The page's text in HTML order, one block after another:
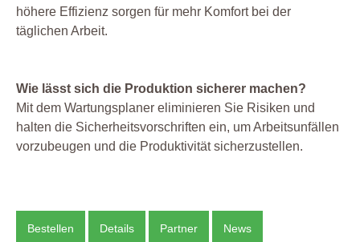
höhere Effizienz sorgen für mehr Komfort bei der
täglichen Arbeit.
Wie lässt sich die Produktion sicherer machen?
Mit dem Wartungsplaner eliminieren Sie Risiken und
halten die Sicherheitsvorschriften ein, um Arbeitsunfällen
vorzubeugen und die Produktivität sicherzustellen.
Bestellen Details Partner News